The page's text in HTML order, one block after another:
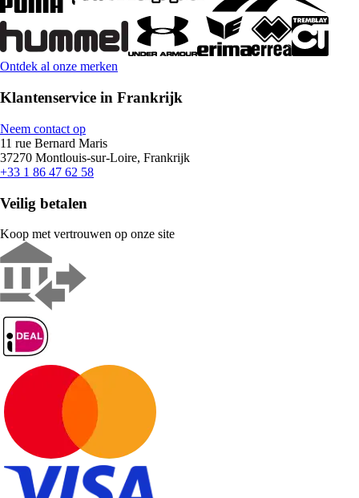
Ontdek al onze merken
Klantenservice in Frankrijk
Neem contact op
11 rue Bernard Maris
37270 Montlouis-sur-Loire, Frankrijk
+33 1 86 47 62 58
Veilig betalen
Koop met vertrouwen op onze site